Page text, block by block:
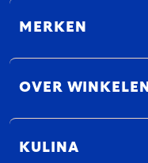
MERKEN
OVER WINKELEN
KULINA